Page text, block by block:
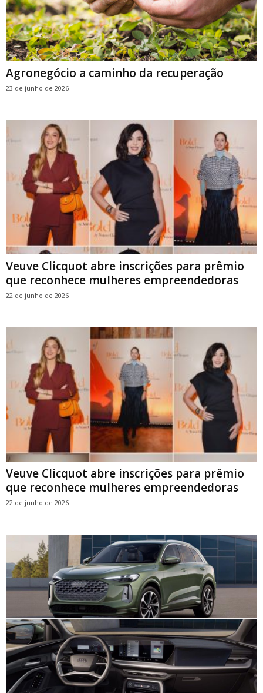
Agronegócio a caminho da recuperação
23 de junho de 2026
Veuve Clicquot abre inscrições para prêmio
que reconhece mulheres empreendedoras
22 de junho de 2026
Veuve Clicquot abre inscrições para prêmio
que reconhece mulheres empreendedoras
22 de junho de 2026